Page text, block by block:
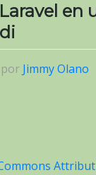
en
por Jimmy Olano